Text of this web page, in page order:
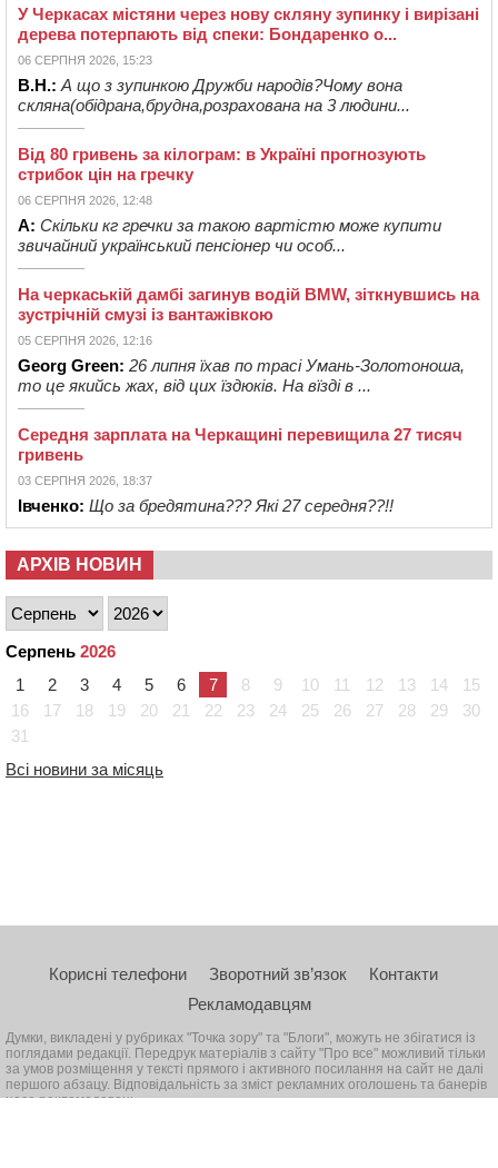
У Черкасах містяни через нову скляну зупинку і вирізані
дерева потерпають від спеки: Бондаренко о...
06 СЕРПНЯ 2026, 15:23
В.Н.: А що з зупинкою Дружби народів?Чому вона
скляна(обідрана,брудна,розрахована на 3 людини...
Від 80 гривень за кілограм: в Україні прогнозують
стрибок цін на гречку
06 СЕРПНЯ 2026, 12:48
А: Скільки кг гречки за такою вартістю може купити
звичайний український пенсіонер чи особ...
На черкаській дамбі загинув водій BMW, зіткнувшись на
зустрічній смузі із вантажівкою
05 СЕРПНЯ 2026, 12:16
Georg Green: 26 липня їхав по трасі Умань-Золотоноша,
то це якийсь жах, від цих їздюків. На вїзді в ...
Середня зарплата на Черкащині перевищила 27 тисяч
гривень
03 СЕРПНЯ 2026, 18:37
Івченко: Що за бредятина??? Які 27 середня??!!
АРХІВ НОВИН
Серпень 2026
1
2 3 4 5 6 7 8 9 10 11 12 13 14
15
16
17 18 19 20 21 22 23 24 25 26 27 28 29
30
31
Всі новини за місяць
Корисні телефони Зворотний зв’язок
Контакти
Рекламодавцям
Думки, викладені у рубриках "Точка зору" та "Блоги", можуть не збігатися із
поглядами редакції. Передрук матеріалів з сайту "Про все" можливий тільки
за умов розміщення у тексті прямого і активного посилання на сайт не далі
першого абзацу. Відповідальність за зміст рекламних оголошень та банерів
несе рекламодавець